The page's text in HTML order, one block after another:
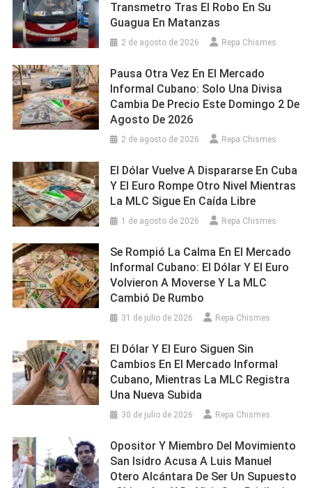
Transmetro Tras El Robo En Su
Guagua En Matanzas
2 de agosto de 2026 Repa Chismes
Pausa Otra Vez En El Mercado
Informal Cubano: Solo Una Divisa
Cambia De Precio Este Domingo 2 De
Agosto De 2026
2 de agosto de 2026 Repa Chismes
El Dólar Vuelve A Dispararse En Cuba
Y El Euro Rompe Otro Nivel Mientras
La MLC Sigue En Caída Libre
1 de agosto de 2026 Repa Chismes
Se Rompió La Calma En El Mercado
Informal Cubano: El Dólar Y El Euro
Volvieron A Moverse Y La MLC
Cambió De Rumbo
31 de julio de 2026 Repa Chismes
El Dólar Y El Euro Siguen Sin
Cambios En El Mercado Informal
Cubano, Mientras La MLC Registra
Una Nueva Subida
30 de julio de 2026 Repa Chismes
Opositor Y Miembro Del Movimiento
San Isidro Acusa A Luis Manuel
Otero Alcántara De Ser Un Supuesto